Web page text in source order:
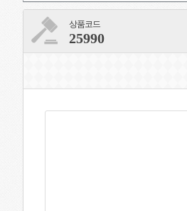
상품코드
25990